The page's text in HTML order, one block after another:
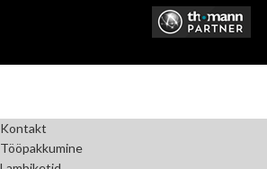
Kontakt
Tööpakkumine